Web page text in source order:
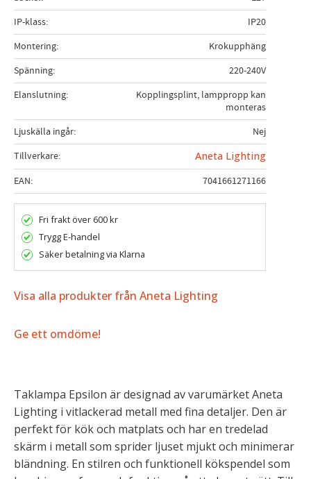
IP-klass
IP20
Montering
Krokupphäng
Spänning
220-240V
Elanslutning
Kopplingsplint, lamppropp kan
monteras
Ljuskälla ingår
Nej
Tillverkare
Aneta Lighting
EAN
7041661271166
Fri frakt över 600 kr
Trygg E-handel
Säker betalning via Klarna
Visa alla produkter från Aneta Lighting
Ge ett omdöme!
Taklampa Epsilon är designad av varumärket Aneta
Lighting i vitlackerad metall med fina detaljer. Den är
perfekt för kök och matplats och har en tredelad
skärm i metall som sprider ljuset mjukt och minimerar
bländning. En stilren och funktionell kökspendel som